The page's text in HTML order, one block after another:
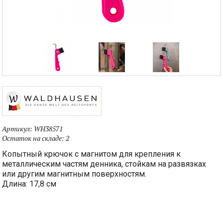
Артикул: WH38571
Остаток на складе:2
Копытный крючок с магнитом для крепления к
металлическим частям денника, стойкам на развязках
или другим магнитным поверхностям.
Длина: 17,8 см